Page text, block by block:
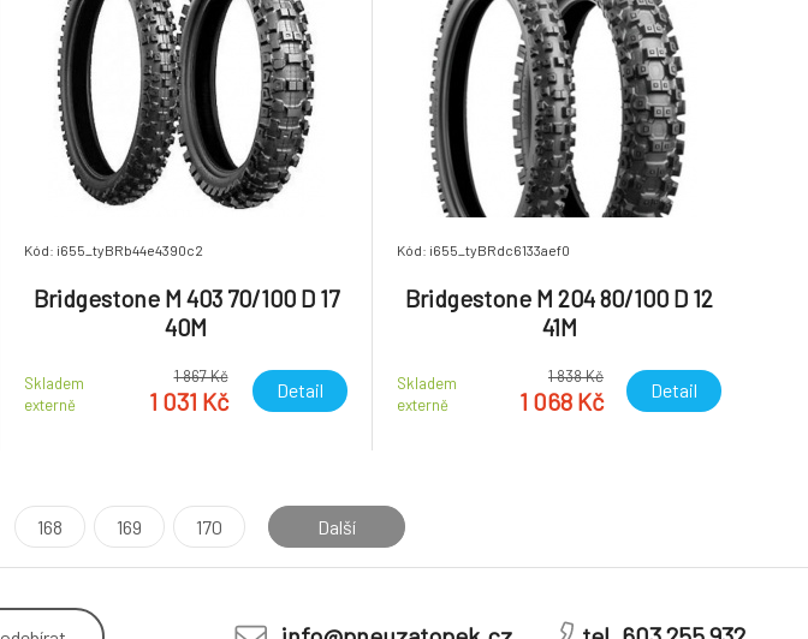
Kód: i655_tyBRb44e4390c2
Bridgestone M 403 70/100 D 17
40M
Skladem
externě
1 867 Kč
1 031 Kč Detail
Kód: i655_tyBRdc6133aef0
Bridgestone M 204 80/100 D 12
41M
Skladem
externě
1 838 Kč
1 068 Kč Detail
168 169 170 Další